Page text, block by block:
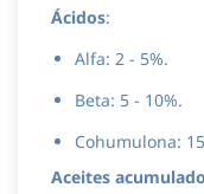
Ácidos:
Alfa: 2 - 5%.
Beta: 5 - 10%.
Cohumulona:
Aceites